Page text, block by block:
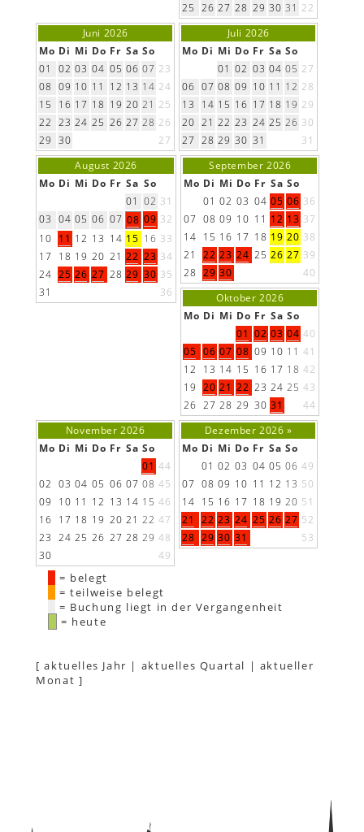
25
26 27 28 29 30 31 22
Juni 2026
Mo Di Mi Do Fr Sa So
01
02 03 04 05 06 07 23
08
09 10 11 12 13 14 24
15
16 17 18 19 20 21 25
22
23 24 25 26 27 28 26
29
30 27
Juli 2026
Mo Di Mi Do Fr Sa So
01 02 03 04 05 27
06 07 08 09 10 11 12 28
13
14 15 16 17 18 19 29
20 21 22 23 24 25 26 30
27 28 29 30 31
31
August 2026
Mo Di Mi Do Fr Sa So
01
02 31
03
04 05 06 07 08 09 32
10 11 12 13 14 15 16 33
17 18 19 20 21 22 23 34
24 25 26 27 28 29 30 35
31
36
September 2026
Mo Di Mi Do Fr Sa So
01 02 03 04 05 06 36
07 08 09 10 11 12 13 37
14 15 16 17 18 19 20 38
21
22 23 24 25 26 27 39
28
29 30
40
Oktober 2026
Mo Di Mi Do Fr Sa So
01 02 03 04 40
05 06 07 08 09 10 11 41
12
13 14 15 16 17 18 42
19
20 21 22 23 24 25 43
26 27 28 29 30 31
44
November 2026
Mo Di Mi Do Fr Sa So
01 44
02
03 04 05 06 07 08 45
09
10 11 12 13 14 15 46
16 17 18 19 20 21 22 47
23
24 25 26 27 28 29 48
30
49
Dezember 2026 »
Mo Di Mi Do Fr Sa So
01 02 03 04 05 06 49
07 08 09 10 11 12 13 50
14 15 16 17 18 19 20 51
21
22 23 24 25 26 27 52
28 29 30 31 53
= belegt
= teilweise belegt
= Buchung liegt in der Vergangenheit
= heute
[aktuelles Jahr | aktuelles Quartal | aktueller
Monat ]